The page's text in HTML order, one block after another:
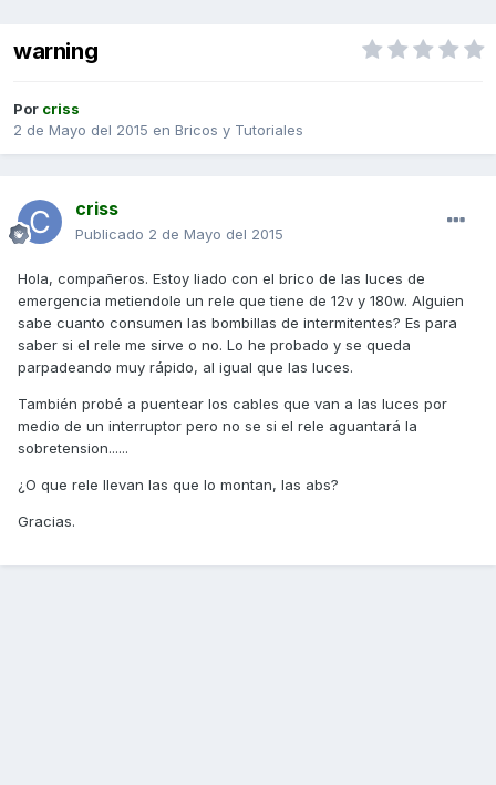
warning
Por criss
2 de Mayo del 2015 en Bricos y Tutoriales
criss
Publicado 2 de Mayo del 2015
Hola, compañeros. Estoy liado con el brico de las luces de
emergencia metiendole un rele que tiene de 12v y 180w. Alguien
sabe cuanto consumen las bombillas de intermitentes? Es para
saber si el rele me sirve o no. Lo he probado y se queda
parpadeando muy rápido, al igual que las luces.
También probé a puentear los cables que van a las luces por
medio de un interruptor pero no se si el rele aguantará la
sobretension......
¿O que rele llevan las que lo montan, las abs?
Gracias.